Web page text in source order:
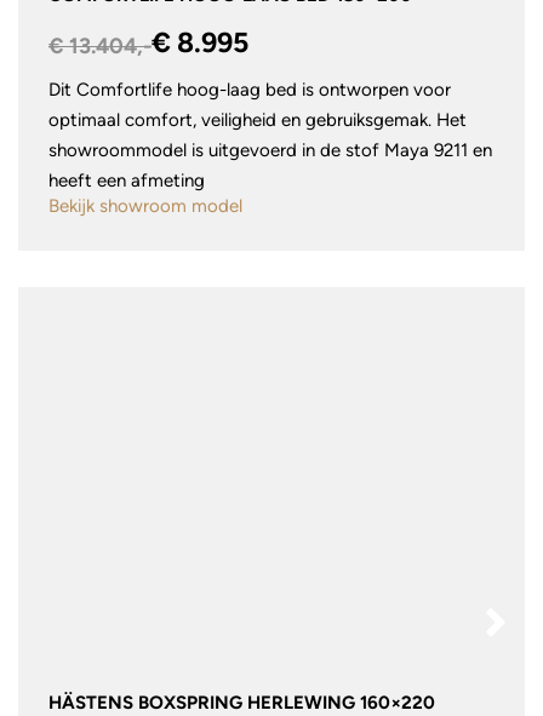
€ 13.404,-€ 8.995
Dit Comfortlife hoog-laag bed is ontworpen voor
optimaal comfort, veiligheid en gebruiksgemak. Het
showroommodel is uitgevoerd in de stof Maya 9211 en
heeft een afmeting
Bekijk showroom model
HÄSTENS BOXSPRING HERLEWING 160×220